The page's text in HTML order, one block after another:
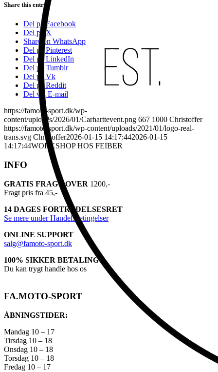
Share this entry
Del på Facebook
Del på X
Share on WhatsApp
Del på Pinterest
Del på LinkedIn
Del på Tumblr
Del på Vk
Del på Reddit
Del via E-mail
https://famoto-sport.dk/wp-
content/uploads/2026/01/Carharttevent.png 667 1000 Christoffer
https://famoto-sport.dk/wp-content/uploads/2021/01/logo-real-
trans.svg Christoffer2026-01-15 14:17:442026-01-15
14:17:44WORKSHOP HOS FEIBER
INFO
GRATIS FRAGT OVER 1200,-
Fragt pris fra 45,-
14 DAGES FORTRYDELSESRET
Se mere under Handelsbetingelser
ONLINE SUPPORT
salg@famoto-sport.dk
100% SIKKER BETALING
Du kan trygt handle hos os
FA.MOTO-SPORT
ÅBNINGSTIDER:
Mandag 10 – 17
Tirsdag 10 – 18
Onsdag 10 – 18
Torsdag 10 – 18
Fredag 10 – 17